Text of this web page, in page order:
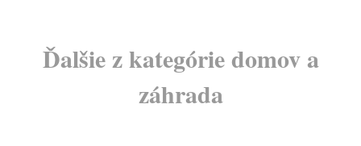
Ďalšie z kategórie domov a
záhrada